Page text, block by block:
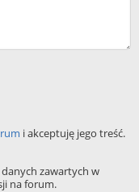
i akceptuję jego treść.
zawartych w
na forum.